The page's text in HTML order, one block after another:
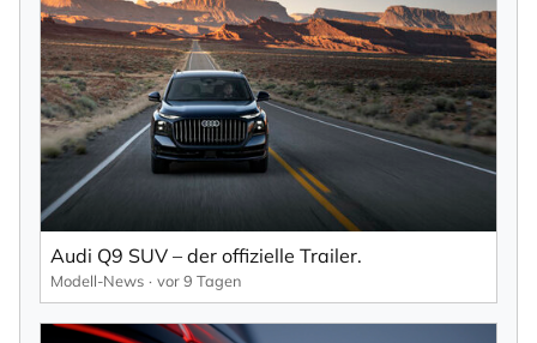
Audi Q9 SUV – der offizielle Trailer.
Modell-News vor 9 Tagen